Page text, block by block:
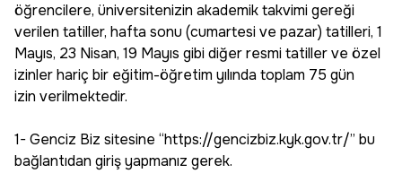
öğrencilere, üniversitenizin akademik takvimi gereği
verilen tatiller, hafta sonu (cumartesi ve pazar) tatilleri, 1
Mayıs, 23 Nisan, 19 Mayıs gibi diğer resmi tatiller ve özel
izinler hariç bir eğitim-öğretim yılında toplam 75 gün
izin verilmektedir.
1- Genciz Biz sitesine “https://gencizbiz.kyk.gov.tr/” bu
bağlantıdan giriş yapmanız gerek.